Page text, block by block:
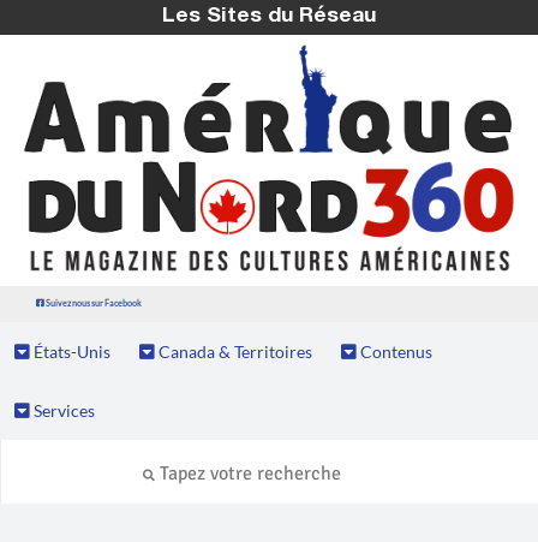
Les Sites du Réseau
Suivez nous sur Facebook
États-Unis Canada & Territoires Contenus
Services